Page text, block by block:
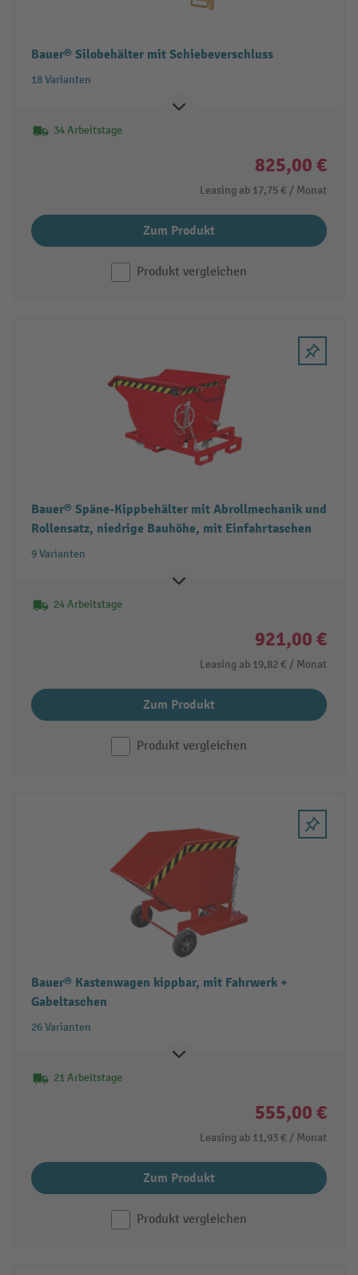
Bauer® Silobehälter mit Schiebeverschluss
18 Varianten
34 Arbeitstage
825,00 €
Leasing ab 17,75 € / Monat
Zum Produkt
Produkt vergleichen
Bauer® Späne-Kippbehälter mit Abrollmechanik und
Rollensatz, niedrige Bauhöhe, mit Einfahrtaschen
9 Varianten
24 Arbeitstage
921,00 €
Leasing ab 19,82 € / Monat
Zum Produkt
Produkt vergleichen
Bauer® Kastenwagen kippbar, mit Fahrwerk +
Gabeltaschen
26 Varianten
21 Arbeitstage
555,00 €
Leasing ab 11,93 € / Monat
Zum Produkt
Produkt vergleichen